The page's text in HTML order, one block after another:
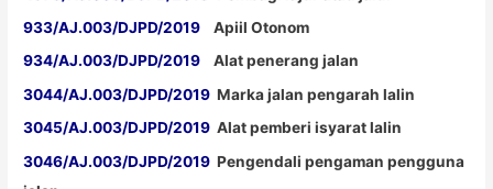
933/AJ.003/DJPD/2019 Apiil Otonom
934/AJ.003/DJPD/2019 Alat penerang jalan
3044/AJ.003/DJPD/2019 Marka jalan pengarah lalin
3045/AJ.003/DJPD/2019 Alat pemberi isyarat lalin
3046/AJ.003/DJPD/2019 Pengendali pengaman pengguna